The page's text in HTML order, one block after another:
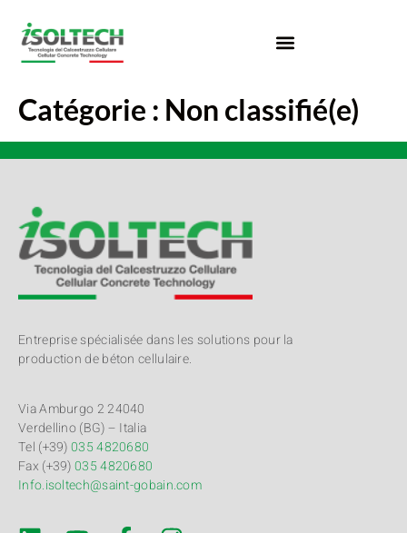
Catégorie : Non classifié(e)
Entreprise spécialisée dans les solutions pour la
production de béton cellulaire.
Via Amburgo 2 24040
Verdellino (BG) – Italia
Tel (+39)035 4820680
Fax (+39)035 4820680
Info.isoltech@saint-gobain.com